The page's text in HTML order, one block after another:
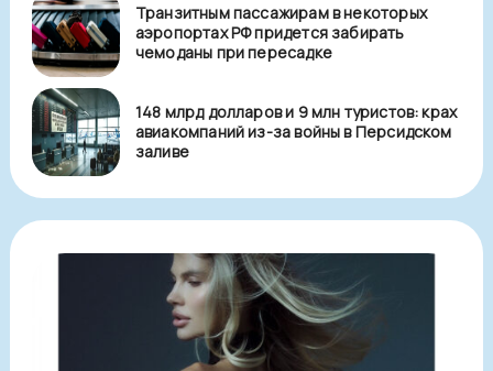
Транзитным пассажирам в некоторых
аэропортах РФ придется забирать
чемоданы при пересадке
148 млрд долларов и 9 млн туристов: крах
авиакомпаний из-за войны в Персидском
заливе